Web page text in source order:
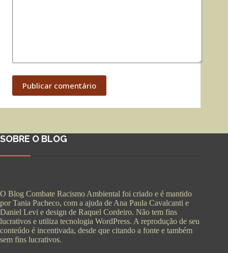
Publicar comentário
SOBRE O BLOG
O Blog Combate Racismo Ambiental foi criado e é mantido
por Tania Pacheco, com a ajuda de Ana Paula Cavalcanti e
Daniel Levi e design de Raquel Cordeiro. Não tem fins
lucrativos e utiliza tecnologia WordPress. A reprodução de seu
conteúdo é incentivada, desde que citando a fonte e também
sem fins lucrativos.